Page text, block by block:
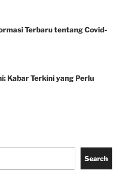
Terbaru tentang Covid-
Kabar Terkini yang Perlu
Search